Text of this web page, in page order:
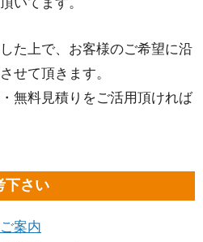
た上で、お客様のご希望に沿
せて頂きます。
無料見積りをご活用頂ければ
下さい
案内